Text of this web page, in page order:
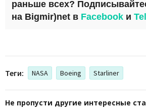
раньше всех?
на Bigmir)net в Facebook и
Теги: NASA Boeing Starliner
Не пропусти другие интересные